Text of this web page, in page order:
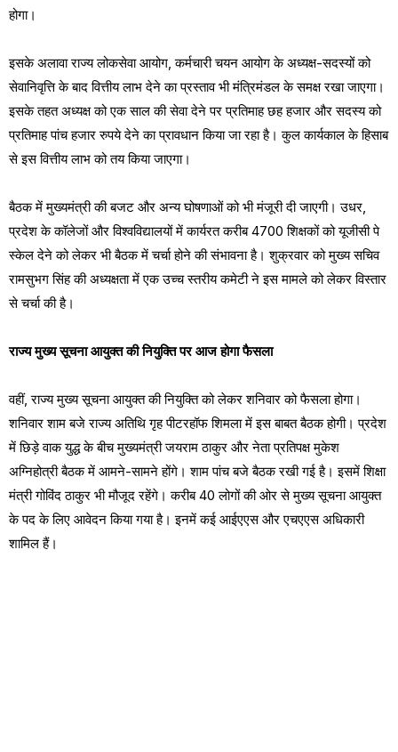
होगा।
इसके अलावा राज्य लोकसेवा आयोग, कर्मचारी चयन आयोग के अध्यक्ष-सदस्यों को
सेवानिवृत्ति के बाद वित्तीय लाभ देने का प्रस्ताव भी मंत्रिमंडल के समक्ष रखा जाएगा।
इसके तहत अध्यक्ष को एक साल की सेवा देने पर प्रतिमाह छह हजार और सदस्य को
प्रतिमाह पांच हजार रुपये देने का प्रावधान किया जा रहा है। कुल कार्यकाल के हिसाब
से इस वित्तीय लाभ को तय किया जाएगा।
बैठक में मुख्यमंत्री की बजट और अन्य घोषणाओं को भी मंजूरी दी जाएगी। उधर,
प्रदेश के कॉलेजों और विश्वविद्यालयों में कार्यरत करीब 4700 शिक्षकों को यूजीसी पे
स्केल देने को लेकर भी बैठक में चर्चा होने की संभावना है। शुक्रवार को मुख्य सचिव
रामसुभग सिंह की अध्यक्षता में एक उच्च स्तरीय कमेटी ने इस मामले को लेकर विस्तार
से चर्चा की है।
राज्य मुख्य सूचना आयुक्त की नियुक्ति पर आज होगा फैसला
वहीं, राज्य मुख्य सूचना आयुक्त की नियुक्ति को लेकर शनिवार को फैसला होगा।
शनिवार शाम बजे राज्य अतिथि गृह पीटरहॉफ शिमला में इस बाबत बैठक होगी। प्रदेश
में छिड़े वाक युद्ध के बीच मुख्यमंत्री जयराम ठाकुर और नेता प्रतिपक्ष मुकेश
अग्निहोत्री बैठक में आमने-सामने होंगे। शाम पांच बजे बैठक रखी गई है। इसमें शिक्षा
मंत्री गोविंद ठाकुर भी मौजूद रहेंगे। करीब 40 लोगों की ओर से मुख्य सूचना आयुक्त
के पद के लिए आवेदन किया गया है। इनमें कई आईएएस और एचएएस अधिकारी
शामिल हैं।